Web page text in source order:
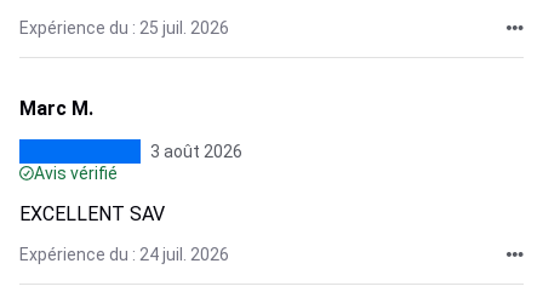
Expérience du : 25 juil. 2026
Marc M.
3 août 2026
Avis vérifié
EXCELLENT SAV
Expérience du : 24 juil. 2026